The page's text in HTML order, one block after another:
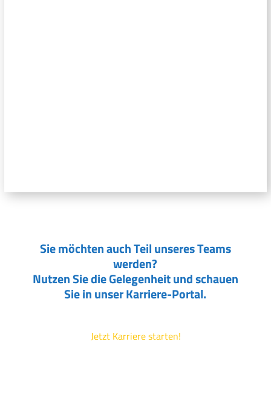
Sie möchten auch Teil unseres Teams
werden?
Nutzen Sie die Gelegenheit und schauen
Sie in unser Karriere-Portal.
Jetzt Karriere starten!